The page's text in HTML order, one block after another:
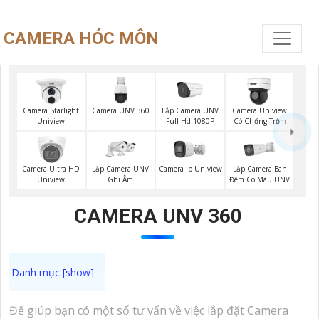
CAMERA HÓC MÔN
Camera Starlight
Uniview
Camera UNV 360
Lắp Camera UNV
Full Hd 1080P
Camera Uniview
Có Chống Trộm
Camera Ultra HD
Uniview
Lắp Camera UNV
Ghi Âm
Camera Ip Uniview
Lắp Camera Ban
Đêm Có Màu UNV
CAMERA UNV 360
Để giúp bạn có một số tư vấn về việc lắp đặt Camera